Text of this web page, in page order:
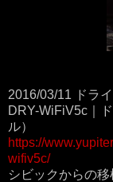
2016/03/11 ドラ
DRY-WiFiV5c｜
ル）
https://
wifiv5c/
シビックからの